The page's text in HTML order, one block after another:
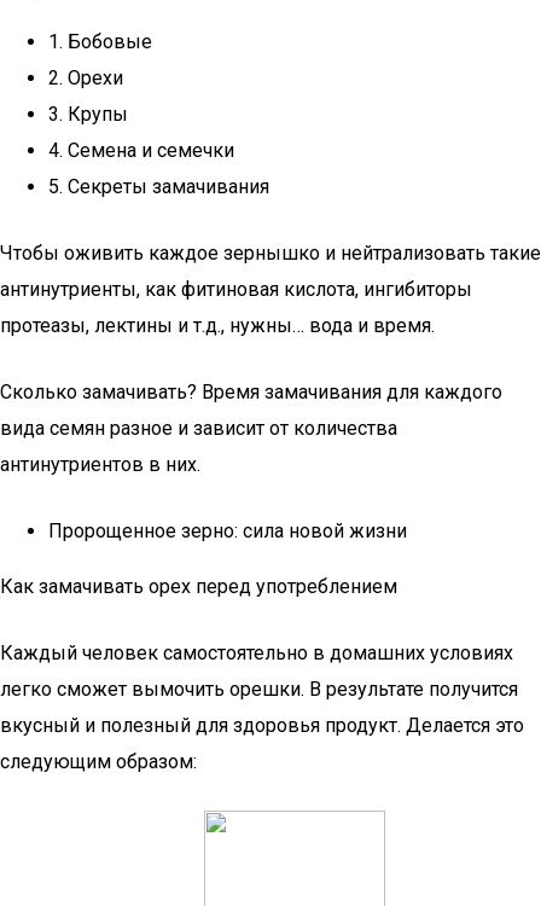
1. Бобовые
2. Орехи
3. Крупы
4. Семена и семечки
5. Секреты замачивания
Чтобы оживить каждое зернышко и нейтрализовать такие
антинутриенты, как фитиновая кислота, ингибиторы
протеазы, лектины и т.д., нужны… вода и время.
Сколько замачивать? Время замачивания для каждого
вида семян разное и зависит от количества
антинутриентов в них.
Пророщенное зерно: сила новой жизни
Как замачивать орех перед употреблением
Каждый человек самостоятельно в домашних условиях
легко сможет вымочить орешки. В результате получится
вкусный и полезный для здоровья продукт. Делается это
следующим образом: